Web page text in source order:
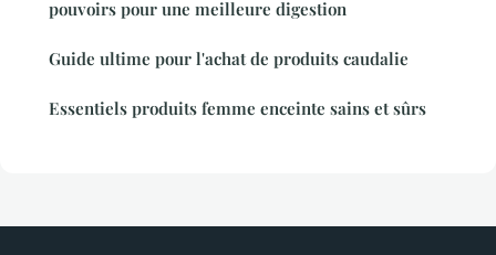
pouvoirs pour une meilleure digestion
Guide ultime pour l'achat de produits caudalie
Essentiels produits femme enceinte sains et sûrs